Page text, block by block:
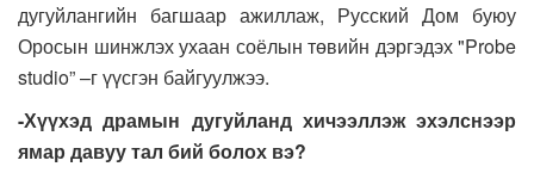
дугуйлангийн багшаар ажиллаж, Русский Дом буюу
Оросын шинжлэх ухаан соёлын төвийн дэргэдэх "Probe
studio” –г үүсгэн байгуулжээ.
-Хүүхэд драмын дугуйланд хичээллэж эхэлснээр
ямар давуу тал бий болох вэ?